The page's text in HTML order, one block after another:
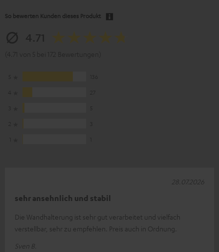
So bewerten Kunden dieses Produkt
sehr ansehnlich und stabil
Die Wandhalterung ist sehr gut verarbeitet und vielfach
verstellbar, sehr zu empfehlen. Preis auch in Ordnung.
Sven B.
28.07.2026